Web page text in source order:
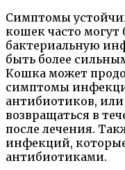
Симптомы
кошек часто
бактериальную
быть более
Кошка может
симптомы
антибиотиков,
возвращаться в
после лечения.
инфекций,
антибиотиками.